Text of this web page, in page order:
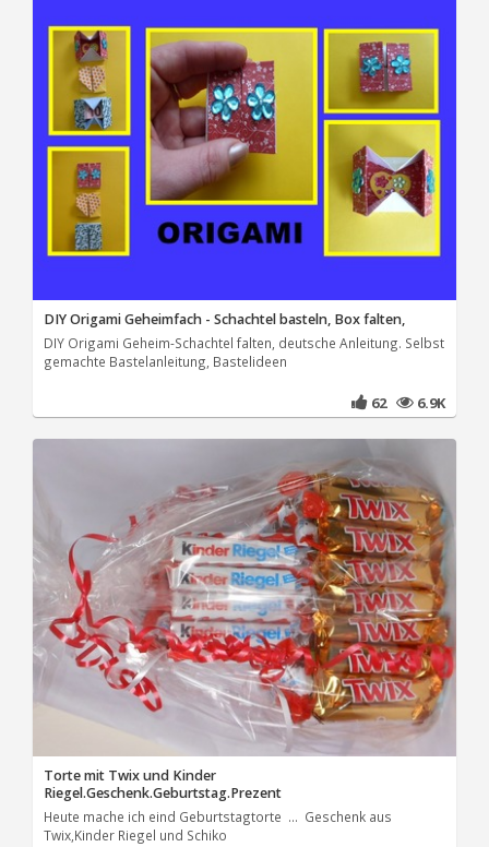
DIY Origami Geheimfach - Schachtel basteln, Box falten,
DIY Origami Geheim-Schachtel falten, deutsche Anleitung. Selbst
gemachte Bastelanleitung, Bastelideen
62 6.9K
Torte mit Twix und Kinder
Riegel.Geschenk.Geburtstag.Prezent
Heute mache ich eind Geburtstagtorte ... Geschenk aus
Twix,Kinder Riegel und Schiko